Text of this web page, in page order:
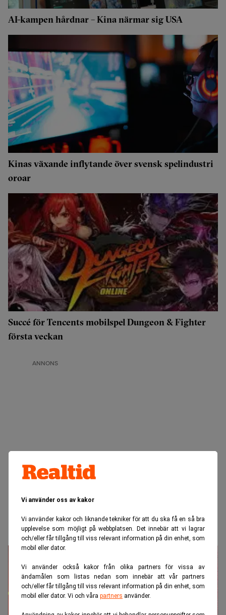
Vi använder oss av kakor
Vi använder kakor och liknande tekniker för att du ska få en så bra
upplevelse som möjligt på webbplatsen. Det innebär att vi lagrar
och/eller får tillgång till viss relevant information på din enhet, som
mobil eller dator.
Vi använder också kakor från olika partners för vissa av
ändamålen som listas nedan som innebär att vår partners
och/eller får tillgång till viss relevant information på din enhet, som
mobil eller dator. Vi och våra partners använder.
AI-kampen hårdnar – Kina närmar sig USA
Kinas växande inflytande över svensk spelindustri
oroar
Succé för Tencents mobilspel Dungeon & Fighter
första veckan
ANNONS